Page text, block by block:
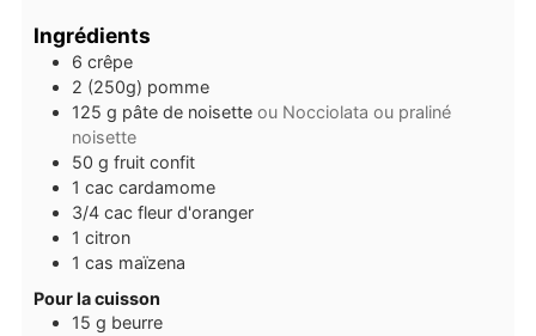
Ingrédients
6 crêpe
2 (250g) pomme
125 g pâte de noisette ou Nocciolata ou praliné
noisette
50 g fruit confit
1 cac cardamome
3/4 cac fleur d'oranger
1 citron
1 cas maïzena
Pour la cuisson
15 g beurre